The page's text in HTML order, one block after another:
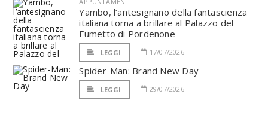
Yambo, l’antesignano della fantascienza
italiana torna a brillare al Palazzo del
Fumetto di Pordenone
LEGGI 17/07/2026
Spider-Man: Brand New Day
LEGGI 29/07/2026